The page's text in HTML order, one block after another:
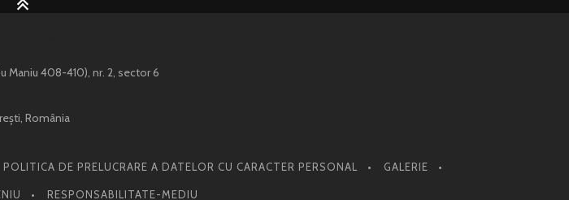
Maniu 408-410), nr. 2, sector 6
România
POLITICA DE PRELUCRARE A DATELOR CU CARACTER PERSONAL GALERIE
RESPONSABILITATE-MEDIU